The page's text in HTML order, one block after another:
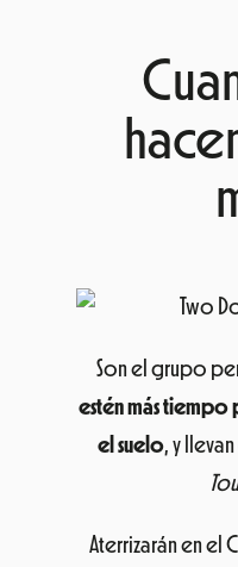
Son el grupo
estén más
el suelo, y
Aterrizarán en el